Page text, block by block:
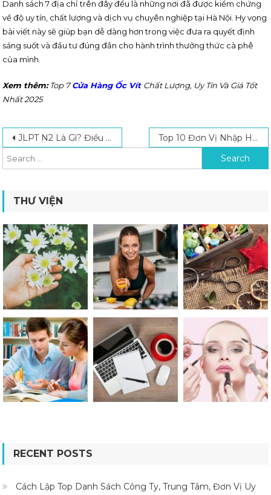
Danh sách 7 địa chỉ trên đây đều là những nơi đã được kiểm chứng
về độ uy tín, chất lượng và dịch vụ chuyên nghiệp tại Hà Nội. Hy vọng
bài viết này sẽ giúp bạn dễ dàng hơn trong việc đưa ra quyết định
sáng suốt và đầu tư đúng đắn cho hành trình thưởng thức cà phê
của mình.
Xem thêm:Top 7Cửa Hàng Ốc Vít Chất Lượng, Uy Tín Và Giá Tốt
Nhất 2025
Post navigation
JLPT N2 Là Gì? Điều Kiện Tham Gia Và Cách Chuẩn Bị Cho Kỳ Thi N2 JLPT Top 10 Đơn Vị Nhập Hàng 1688 Uy Tín, Giá Tốt Hiện Nay
Search for:
THƯ VIỆN
RECENT POSTS
Cách Lập Top Danh Sách Công Ty, Trung Tâm, Đơn Vị Uy